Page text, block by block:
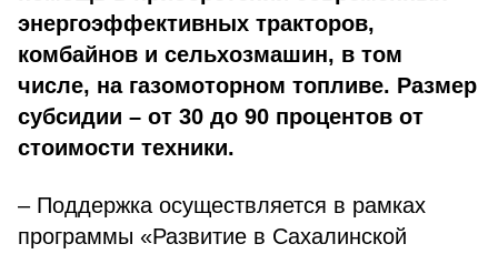
энергоэффективных тракторов,
комбайнов и сельхозмашин, в том
числе, на газомоторном топливе. Размер
субсидии – от 30 до 90 процентов от
стоимости техники.
– Поддержка осуществляется в рамках
программы «Развитие в Сахалинской